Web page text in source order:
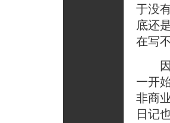
于没
底还
在写
因
一开
非商
日记